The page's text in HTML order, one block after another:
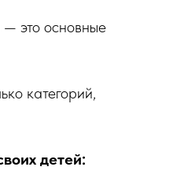
это основные
категорий,
детей: